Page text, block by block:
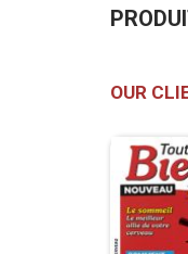
OUR